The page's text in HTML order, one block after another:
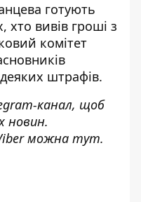
готують
хто вивів гроші з
комітет
штрафів.
канал, щоб
новин.
можна тут.